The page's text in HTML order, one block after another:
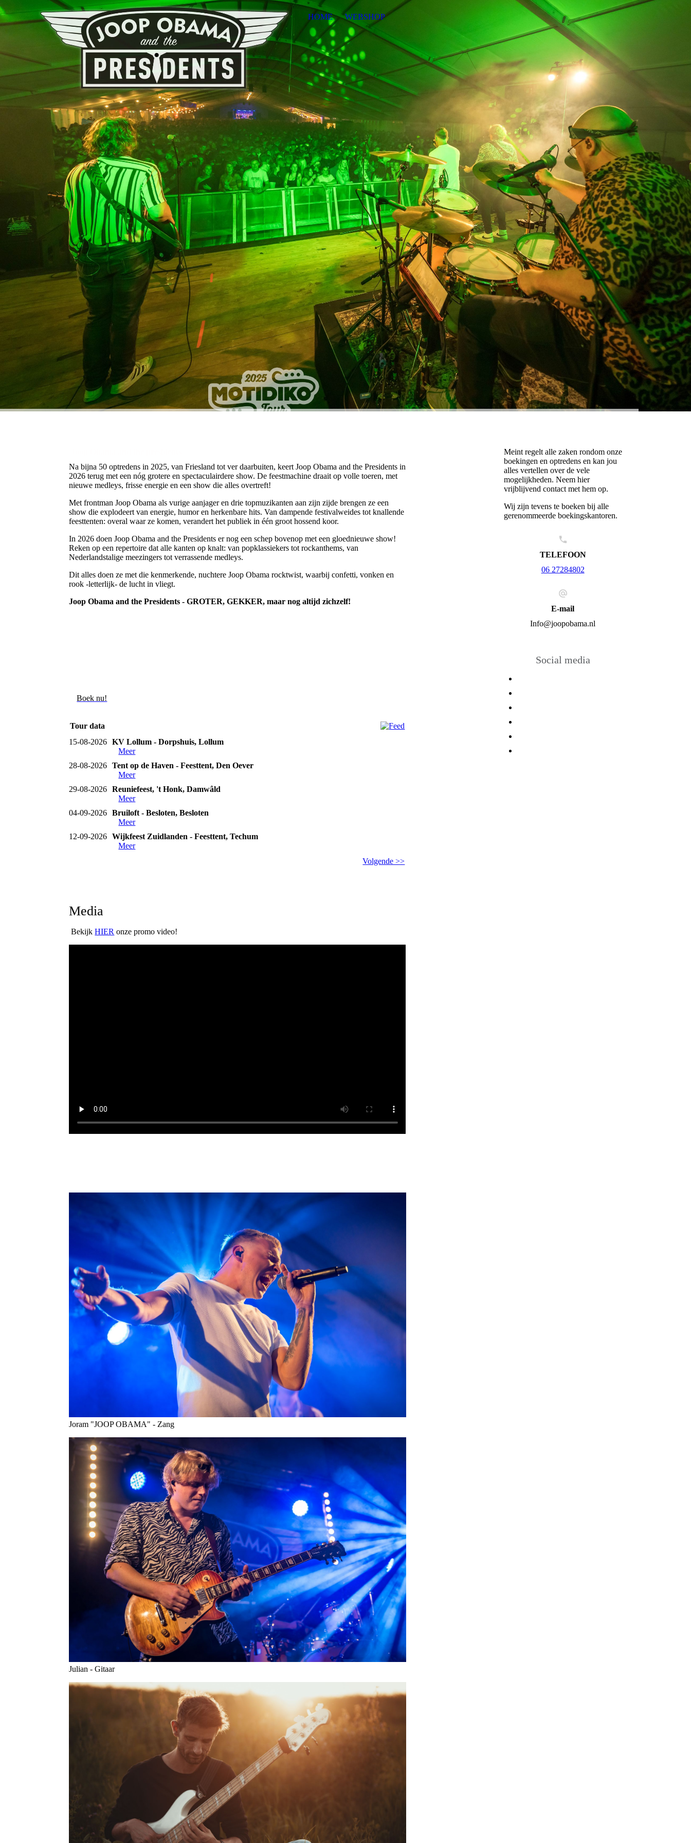
HOME WEBSHOP
Na bijna 50 optredens in 2025, van Friesland tot ver daarbuiten, keert Joop Obama and the Presidents in
2026 terug met een nóg grotere en spectaculairdere show. De feestmachine draait op volle toeren, met
nieuwe medleys, frisse energie en een show die alles overtreft!
Met frontman Joop Obama als vurige aanjager en drie topmuzikanten aan zijn zijde brengen ze een
show die explodeert van energie, humor en herkenbare hits. Van dampende festivalweides tot knallende
feesttenten: overal waar ze komen, verandert het publiek in één groot hossend koor.
In 2026 doen Joop Obama and the Presidents er nog een schep bovenop met een gloednieuwe show!
Reken op een repertoire dat alle kanten op knalt: van popklassiekers tot rockanthems, van
Nederlandstalige meezingers tot verrassende medleys.
Dit alles doen ze met die kenmerkende, nuchtere Joop Obama rocktwist, waarbij confetti, vonken en
rook -letterlijk- de lucht in vliegt.
Joop Obama and the Presidents - GROTER, GEKKER, maar nog altijd zichzelf!
Boek nu!
Tour data
15-08-2026
KV Lollum - Dorpshuis, Lollum
Meer
28-08-2026
Tent op de Haven - Feesttent, Den Oever
Meer
29-08-2026
Reuniefeest, 't Honk, Damwâld
Meer
04-09-2026
Bruiloft - Besloten, Besloten
Meer
12-09-2026
Wijkfeest Zuidlanden - Feesttent, Techum
Meer
Volgende >>
Media
BekijkHIER onze promo video!
Joram "JOOP OBAMA" - Zang
Julian - Gitaar
Meint regelt alle zaken rondom onze
boekingen en optredens en kan jou
alles vertellen over de vele
mogelijkheden. Neem hier
vrijblijvend contact met hem op.
Wij zijn tevens te boeken bij alle
gerenommeerde boekingskantoren.
TELEFOON
06 27284802
E-mail
Info@joopobama.nl
Social media